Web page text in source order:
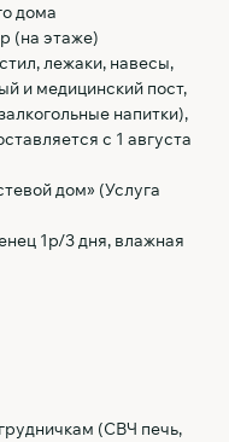
дома
(на этаже)
лежаки, навесы,
и медицинский пост,
напитки),
с 1 августа
дом» (Услуга
1р/3 дня, влажная
(СВЧ печь,